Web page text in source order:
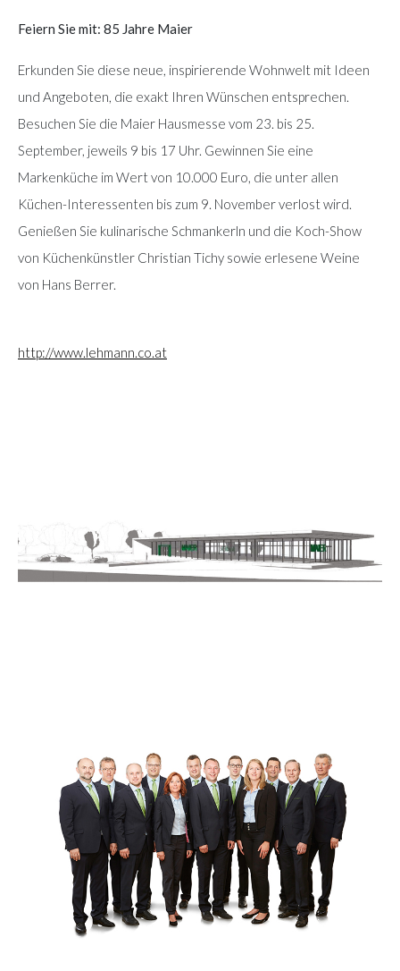
Feiern Sie mit: 85 Jahre Maier
Erkunden Sie diese neue, inspirierende Wohnwelt mit Ideen
und Angeboten, die exakt Ihren Wünschen entsprechen.
Besuchen Sie die Maier Hausmesse vom 23. bis 25.
September, jeweils 9 bis 17 Uhr. Gewinnen Sie eine
Markenküche im Wert von 10.000 Euro, die unter allen
Küchen-Interessenten bis zum 9. November verlost wird.
Genießen Sie kulinarische Schmankerln und die Koch-Show
von Küchenkünstler Christian Tichy sowie erlesene Weine
von Hans Berrer.
http://www.lehmann.co.at